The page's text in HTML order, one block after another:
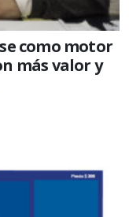
como motor
más valor y